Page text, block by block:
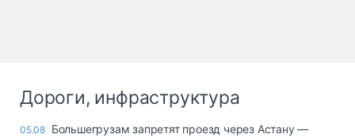
Дороги, инфраструктура
05.08 Большегрузам запретят проезд через Астану —